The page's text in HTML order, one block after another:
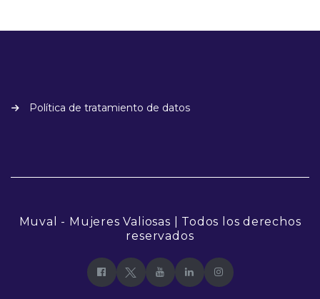
Política de tratamiento de datos
Muval - Mujeres Valiosas | Todos los derechos
reservados